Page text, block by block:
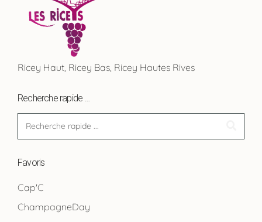
Ricey Haut, Ricey Bas, Ricey Hautes Rives
Recherche rapide …
Favoris
Cap'C
ChampagneDay